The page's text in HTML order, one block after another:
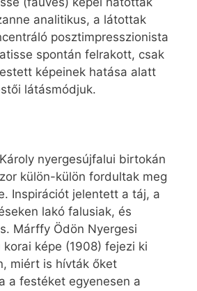
analitikus, a látottak
posztimpresszionista
spontán felrakott, csak
képeinek hatása alatt
látásmódjuk.
nyergesújfalui birtokán
külön-külön fordultak meg
Inspirációt jelentett a táj, a
lakó falusiak, és
Márffy Ödön Nyergesi
képe (1908) fejezi ki
miért is hívták őket
a festéket egyenesen a